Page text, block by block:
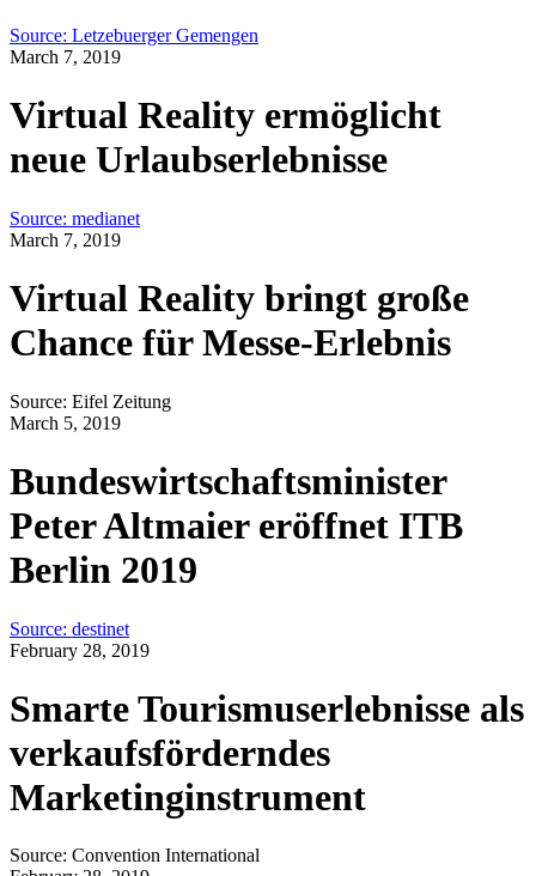
Source: Letzebuerger Gemengen
March 7, 2019
Virtual Reality ermöglicht
neue Urlaubserlebnisse
Source: medianet
March 7, 2019
Virtual Reality bringt große
Chance für Messe-Erlebnis
Source: Eifel Zeitung
March 5, 2019
Bundeswirtschaftsminister
Peter Altmaier eröffnet ITB
Berlin 2019
Source: destinet
February 28, 2019
Smarte Tourismuserlebnisse als
verkaufsförderndes
Marketinginstrument
Source: Convention International